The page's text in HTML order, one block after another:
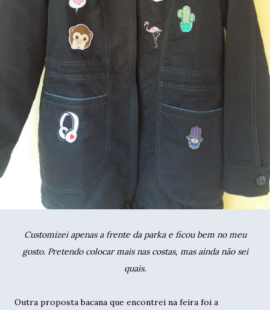
Customizei apenas a frente da parka e ficou bem no meu
gosto. Pretendo colocar mais nas costas, mas ainda não sei
quais.
Outra proposta bacana que encontrei na feira foi a